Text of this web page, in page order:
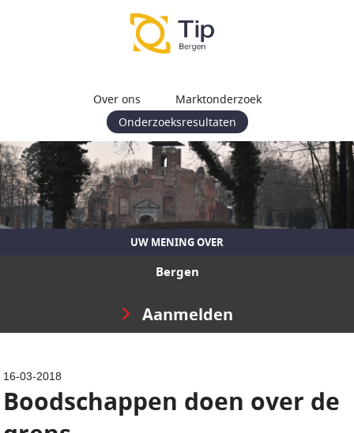
Over ons
Marktonderzoek
Onderzoeksresultaten
UW MENING OVER
Bergen
Aanmelden
16-03-2018
Boodschappen doen over de